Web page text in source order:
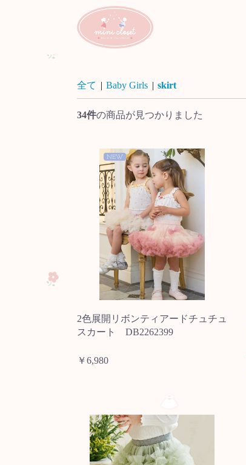
全て | Baby Girls | skirt
34件の商品が見つかりました
NEW
2色展開リボンティアードチュチュ
スカート DB2262399
￥6,980